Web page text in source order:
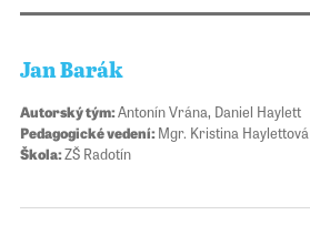
Jan Barák
Autorský tým:Antonín Vrána, Daniel Haylett
Pedagogické vedení:Mgr. Kristina Haylettová
Škola:ZŠ Radotín